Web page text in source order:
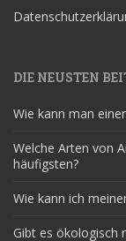
DIE NEUSTEN
Wie kann man
Welche Arten von
häufigsten?
Wie kann ich
Gibt es ökologisch